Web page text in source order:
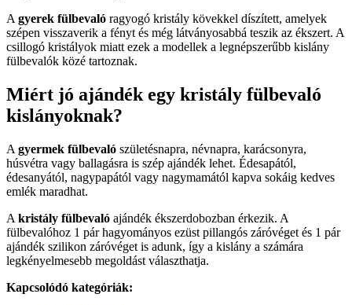
A gyerek fülbevaló ragyogó kristály kövekkel díszített, amelyek
szépen visszaverik a fényt és még látványosabbá teszik az ékszert. A
csillogó kristályok miatt ezek a modellek a legnépszerűbb kislány
fülbevalók közé tartoznak.
Miért jó ajándék egy kristály fülbevaló
kislányoknak?
A gyermek fülbevaló születésnapra, névnapra, karácsonyra,
húsvétra vagy ballagásra is szép ajándék lehet. Édesapától,
édesanyától, nagypapától vagy nagymamától kapva sokáig kedves
emlék maradhat.
A kristály fülbevaló ajándék ékszerdobozban érkezik. A
fülbevalóhoz 1 pár hagyományos ezüst pillangós záróvéget és 1 pár
ajándék szilikon záróvéget is adunk, így a kislány a számára
legkényelmesebb megoldást választhatja.
Kapcsolódó kategóriák: